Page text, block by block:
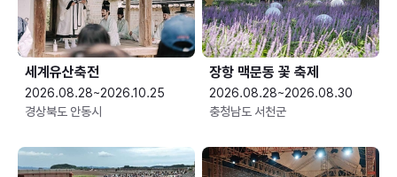
세계유산축전
2026.08.28~2026.10.25
경상북도 안동시
장항 맥문동 꽃 축제
2026.08.28~2026.08.30
충청남도 서천군